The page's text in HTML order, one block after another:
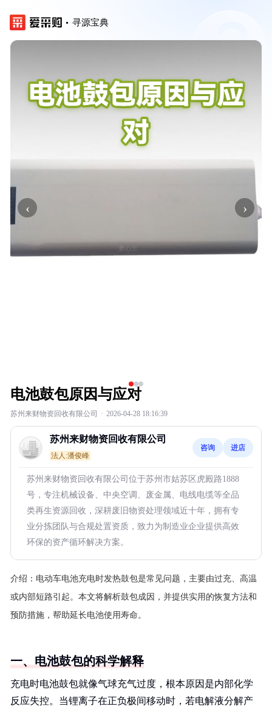
寻源宝典
‹ ›
电池鼓包原因与应对
苏州来财物资回收有限公司 · 2026-04-28 18:16:39
苏州来财物资回收有限公司
法人:潘俊峰
咨询 进店
苏州来财物资回收有限公司位于苏州市姑苏区虎殿路1888
号，专注机械设备、中央空调、废金属、电线电缆等全品
类再生资源回收，深耕废旧物资处理领域近十年，拥有专
业分拣团队与合规处置资质，致力为制造业企业提供高效
环保的资产循环解决方案。
介绍： 电动车电池充电时发热鼓包是常见问题，主要由过充、高温
或内部短路引起。本文将解析鼓包成因，并提供实用的恢复方法和
预防措施，帮助延长电池使用寿命。
一、电池鼓包的科学解释
充电时电池鼓包就像气球充气过度，根本原因是内部化学
反应失控。当锂离子在正负极间移动时，若电解液分解产